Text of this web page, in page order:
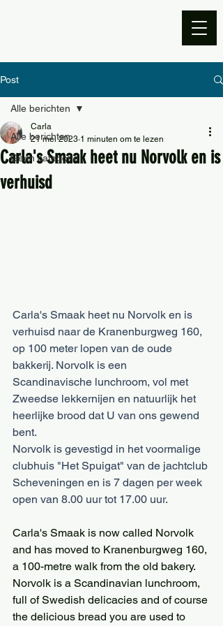
Post
Alle berichten
Geen categorie
Alle berichten
Carla's Smaak heet nu Norvolk en is
verhuisd
Carla
21 mei 2023 1 minuten om te lezen
Carla's Smaak heet nu Norvolk en is
verhuisd naar de Kranenburgweg 160,
op 100 meter lopen van de oude
bakkerij. Norvolk is een
Scandinavische lunchroom, vol met
Zweedse lekkernijen en natuurlijk het
heerlijke brood dat U van ons gewend
bent.
Norvolk is gevestigd in het voormalige
clubhuis "Het Spuigat" van de jachtclub
Scheveningen en is 7 dagen per week
open van 8.00 uur tot 17.00 uur.
Carla's Smaak is now called Norvolk
and has moved to Kranenburgweg 160,
a 100-metre walk from the old bakery.
Norvolk is a Scandinavian lunchroom,
full of Swedish delicacies and of course
the delicious bread you are used to